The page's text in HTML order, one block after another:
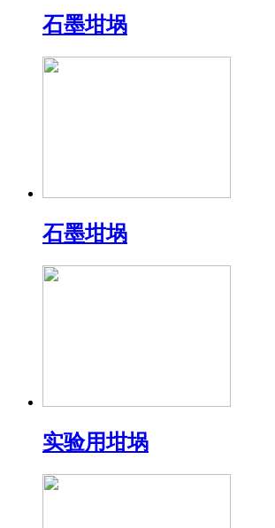
石墨坩埚
石墨坩埚
实验用坩埚